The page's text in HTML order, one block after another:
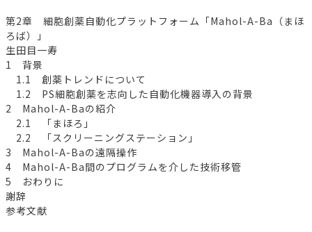
第2章 細胞創薬自動化プラットフォーム「Mahol-A-Ba（まほ
ろば）」
生田目一寿
1 背景
1.1 創薬トレンドについて
1.2 PS細胞創薬を志向した自動化機器導入の背景
2 Mahol-A-Baの紹介
2.1 「まほろ」
2.2 「スクリーニングステーション」
3 Mahol-A-Baの遠隔操作
4 Mahol-A-Ba間のプログラムを介した技術移管
5 おわりに
謝辞
参考文献